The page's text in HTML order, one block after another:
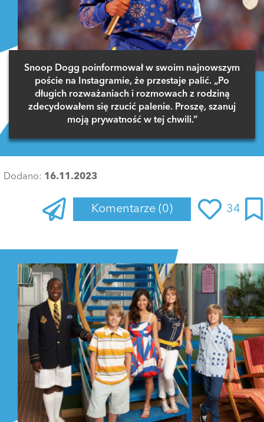
Snoop Dogg poinformował w swoim najnowszym
poście na Instagramie, że przestaje palić. „Po
długich rozważaniach i rozmowach z rodziną
zdecydowałem się rzucić palenie. Proszę, szanuj
moją prywatność w tej chwili.”
Dodano: 16.11.2023
Komentarze (0) 34